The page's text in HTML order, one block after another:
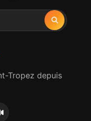
Tropez depuis